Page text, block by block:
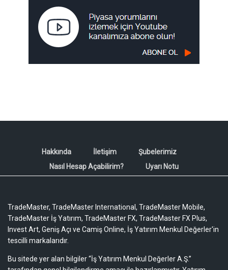
Hakkında İletişim
Şubelerimiz
Nasıl Hesap Açabilirim?
Uyarı Notu
TradeMaster, TradeMaster International, TradeMaster Mobile,
TradeMaster İş Yatırım, TradeMaster FX, TradeMaster FX Plus,
Invest Art, Geniş Açı ve Camiş Online, İş Yatırım Menkul Değerler'in
tescilli markalarıdır.
Bu sitede yer alan bilgiler “İş Yatırım Menkul Değerler A.Ş.”